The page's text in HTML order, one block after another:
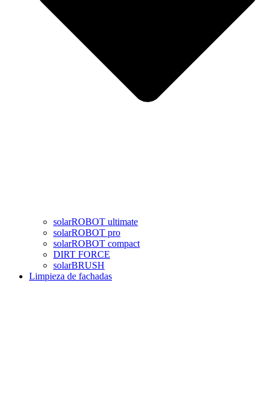
solarROBOT ultimate
solarROBOT pro
solarROBOT compact
DIRT FORCE
solarBRUSH
Limpieza de fachadas